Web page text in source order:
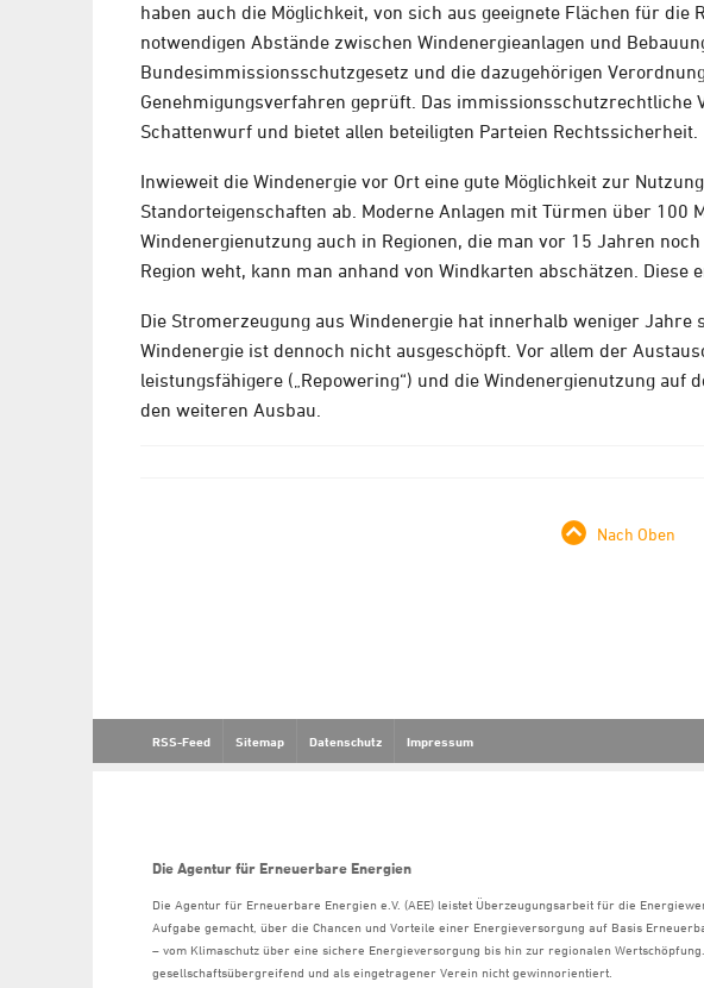
haben auch die Möglichkeit, von sich aus geeignete Flächen für die
notwendigen Abstände zwischen Windenergieanlagen und
Bundesimmissionsschutzgesetz und die dazugehörigen
Genehmigungsverfahren geprüft. Das immissionsschutzrechtliche
Schattenwurf und bietet allen beteiligten Parteien Rechtssicherheit.
Inwieweit die Windenergie vor Ort eine gute Möglichkeit zur
Standorteigenschaften ab. Moderne Anlagen mit Türmen über 100
Windenergienutzung auch in Regionen, die man vor 15 Jahren
Region weht, kann man anhand von Windkarten abschätzen.
Die Stromerzeugung aus Windenergie hat innerhalb weniger Jahre
Windenergie ist dennoch nicht ausgeschöpft. Vor allem der
leistungsfähigere („Repowering“) und die Windenergienutzung auf
den weiteren Ausbau.
Nach Oben
RSS-Feed Sitemap Datenschutz Impressum
Die Agentur für Erneuerbare Energien
Die Agentur für Erneuerbare Energien e.V. (AEE) leistet Überzeugungsarbeit für die
Aufgabe gemacht, über die Chancen und Vorteile einer Energieversorgung auf Basis
– vom Klimaschutz über eine sichere Energieversorgung bis hin zur regionalen
gesellschaftsübergreifend und als eingetragener Verein nicht gewinnorientiert.